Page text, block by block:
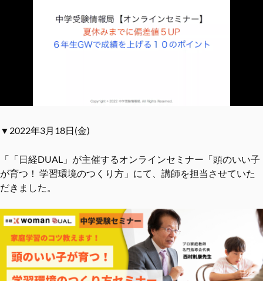
▼2022年3月18日(金)
「「日経DUAL」が主催するオンラインセミナー「頭のいい子
が育つ！ 学習環境のつくり方」にて、講師を担当させていた
だきました。